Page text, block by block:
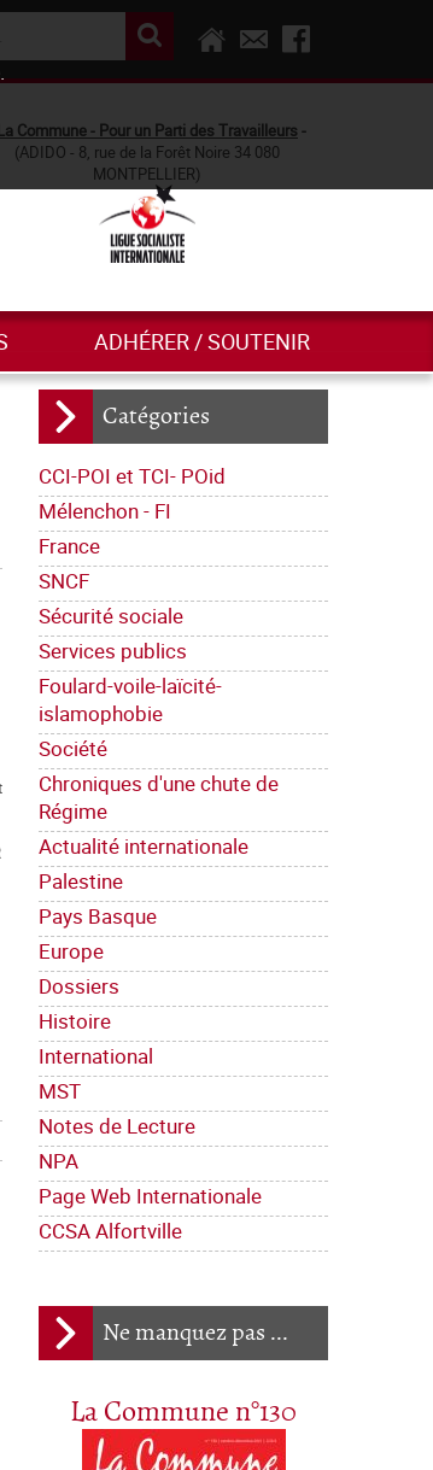
Commune - Pour un Parti des Travailleurs -
(ADIDO - 8, rue de la Forêt Noire 34 080
MONTPELLIER)
ADHÉRER / SOUTENIR
Catégories
CCI-POI et TCI- POid
Mélenchon - FI
France
SNCF
Sécurité sociale
Services publics
Foulard-voile-laïcité-
islamophobie
Société
Chroniques d'une chute de
Régime
Actualité internationale
Palestine
Pays Basque
Europe
Dossiers
Histoire
International
MST
Notes de Lecture
NPA
Page Web Internationale
CCSA Alfortville
Ne manquez pas ...
La Commune n°130